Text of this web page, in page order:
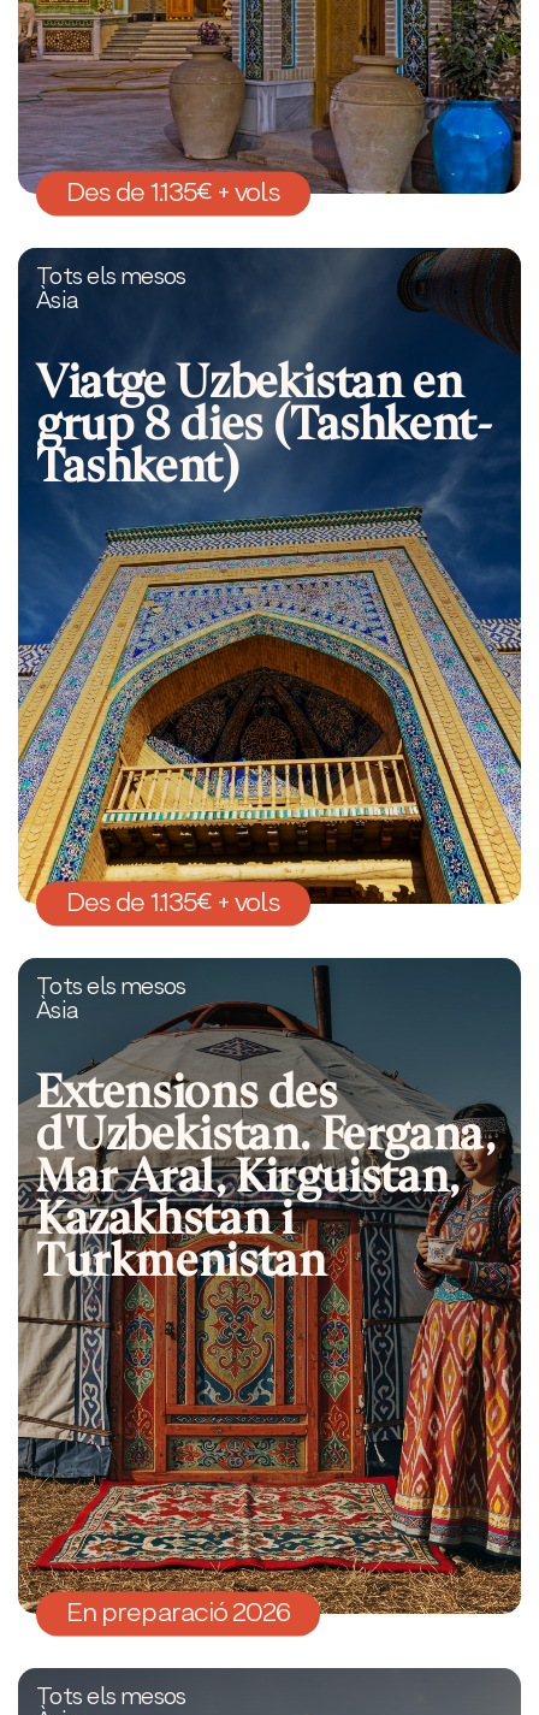
Des de 1.135€ + vols
Tots els mesos
Àsia
Viatge Uzbekistan en
grup 8 dies (Tashkent-
Tashkent)
Des de 1.135€ + vols
Tots els mesos
Àsia
Extensions des
d'Uzbekistan. Fergana,
Mar Aral, Kirguistan,
Kazakhstan i
Turkmenistan
En preparació 2026
Tots els mesos